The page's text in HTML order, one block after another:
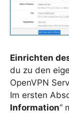
Einrichten
du zu den
OpenVPN
Im ersten
Information“